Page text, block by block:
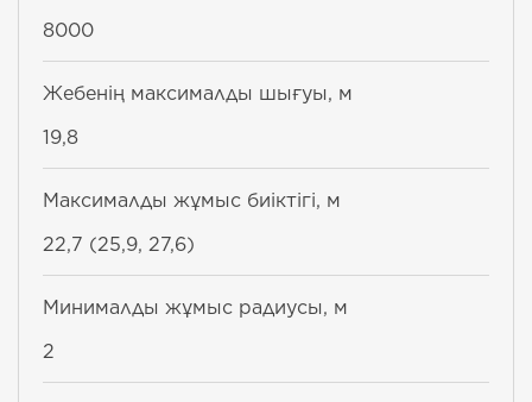
8000
Жебенің максималды шығуы, м
19,8
Максималды жұмыс биіктігі, м
22,7 (25,9, 27,6)
Минималды жұмыс радиусы, м
2